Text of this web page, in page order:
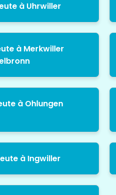
à Uhrwiller
à Merkwiller
à Ohlungen
à Ingwiller